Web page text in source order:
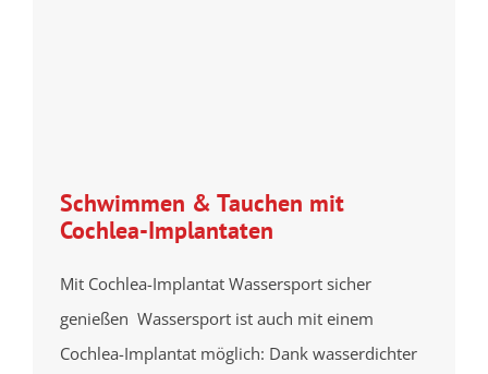
Schwimmen & Tauchen mit
Cochlea-Implantaten
Mit Cochlea-Implantat Wassersport sicher
genießen Wassersport ist auch mit einem
Cochlea-Implantat möglich: Dank wasserdichter